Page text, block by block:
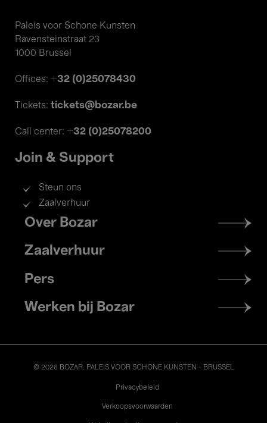
Paleis voor Schone Kunsten
Ravensteinstraat 23
1000 Brussel
Offices: +32 (0)25078430
Tickets: tickets@bozar.be
Call center: +32 (0)25078200
Join & Support
Steun ons
Zaalverhuur
Footer
menu
Over Bozar
Zaalverhuur
Pers
Werken bij Bozar
© 2026 BOZAR. PALEIS VOOR SCHONE KUNSTEN - BRUSSEL
Privacybeleid
Verkoopsvoorwaarden